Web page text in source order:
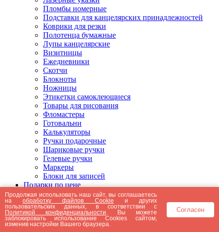
Пломбы номерные
Подставки для канцелярских принадлежностей
Коврики для резки
Полотенца бумажные
Лупы канцелярские
Визитницы
Ежедневники
Скотчи
Блокноты
Ножницы
Этикетки самоклеющиеся
Товары для рисования
Фломастеры
Готовальни
Калькуляторы
Ручки подарочные
Шариковые ручки
Гелевые ручки
Маркеры
Блоки для записей
Подарки по цене
Подарки от 5000 рублей
Подарки до 5000 рублей
Подарки до 3000 рублей
Подарки до 2000 рублей
Подарки до 1000 рублей
Продолжая использовать наш сайт, вы соглашаетесь
наобработку файлов Cookie и других
пользовательских данных, в соответствии с
Политикой конфиденциальности . Вы можете
заблокировать использование Cookies сайтом,
изменив настройки Вашего браузера.
Согласен